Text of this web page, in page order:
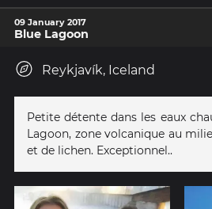
09 January 2017
Blue Lagoon
Reykjavík, Iceland
Petite détente dans les eaux
Lagoon, zone volcanique au
et de lichen. Exceptionnel..